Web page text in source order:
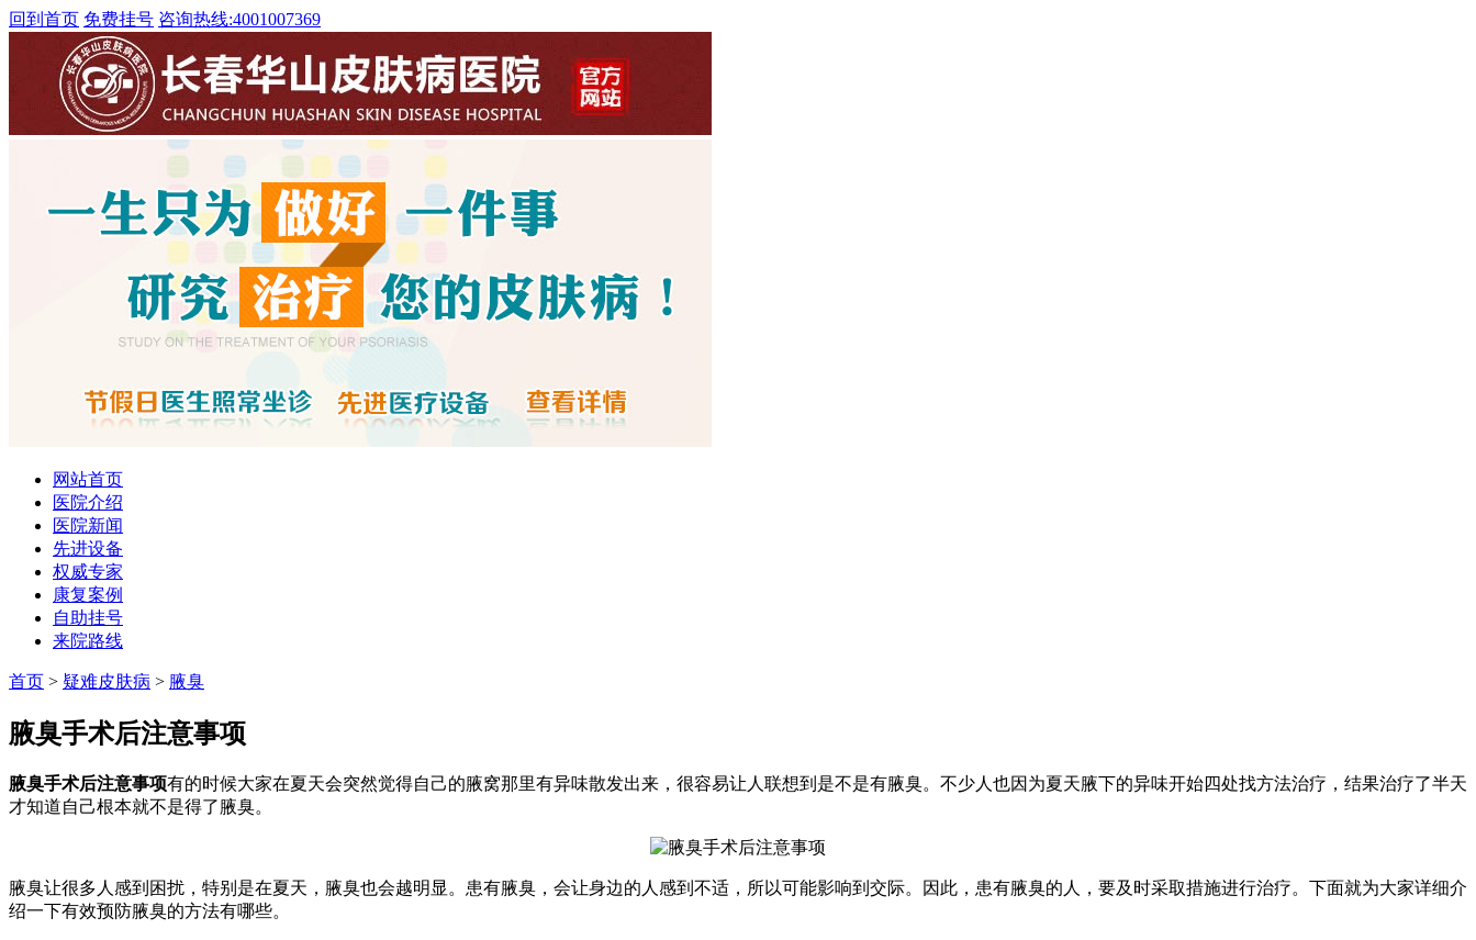
回到首页 免费挂号 咨询热线:4001007369
网站首页
医院介绍
医院新闻
先进设备
权威专家
康复案例
自助挂号
来院路线
首页 > 疑难皮肤病 > 腋臭
腋臭手术后注意事项
腋臭手术后注意事项有的时候大家在夏天会突然觉得自己的腋窝那里有异味散发出来，很容易让人联想到是不是有腋臭。不少人也因为夏天腋下的异味开始四处找方法治疗，结果治疗了半天
才知道自己根本就不是得了腋臭。
腋臭让很多人感到困扰，特别是在夏天，腋臭也会越明显。患有腋臭，会让身边的人感到不适，所以可能影响到交际。因此，患有腋臭的人，要及时采取措施进行治疗。下面就为大家详细介
绍一下有效预防腋臭的方法有哪些。